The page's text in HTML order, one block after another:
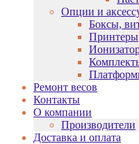
Опции и
Боксы,
Принтеры
Ремонт весов
Контакты
О компании
Производители
Доставка и оплата